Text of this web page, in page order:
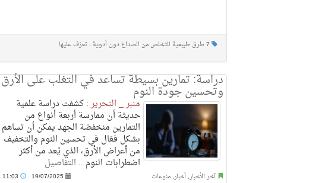
7 طرق طبيعية للتخلص من الصداع دون أدوية.. تعرّف عليها
دراسة: تمارين بسيطة تساعد في التغلب على الأرق
وتحسين جودة النوم
منبر _ التحرير :كشفت دراسة علمية
حديثة أن ممارسة أربعة أنواع من
التمارين منخفضة الجهد يمكن أن تساهم
بشكل فعّال في تحسين النوم والتخفيف
من أعراض الأرق، الذي يُعد من أكثر
اضطرابات النوم .. التفاصيل
آخر الأخبار,أخبار,منوعات 19/07/2025